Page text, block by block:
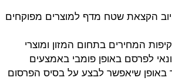
הקצאת שטח מדף למוצרים מפוקחים
המחירים בתחום המזון ומוצרי
לפרסם באופן פומבי באמצעים
באופן שיאפשר לבצע על בסיס הפרסום